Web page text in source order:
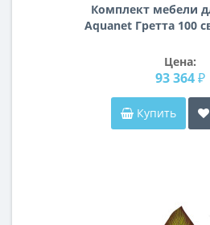
Комплект мебели
Aquanet Гретта 100
Цена:
93 364 ₽
Купить